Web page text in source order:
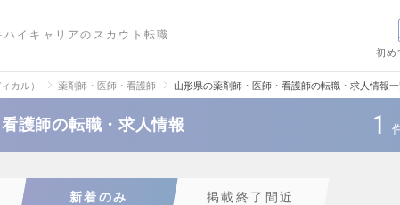
ハイキャリアのスカウト転職
初め
カル） 薬剤師・医師・看護師 山形県の薬剤師・医師・看護師の転職・求人情報
護師の転職・求人情報 1
新着のみ 掲載終了間近